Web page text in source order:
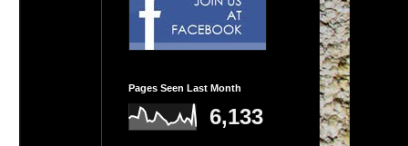
Pages Seen Last Month
6,133